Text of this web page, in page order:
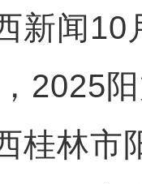
闻10
2025
桂林市